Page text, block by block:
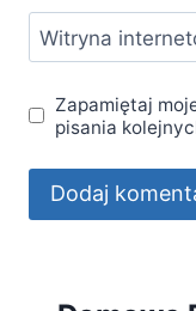
Witryna
Zapamiętaj
pisania